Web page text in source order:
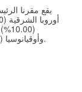
وأوقيانوسيا (5.00%). يوجد في مكتبنا ما يقرب من 11-50 شخصًا.